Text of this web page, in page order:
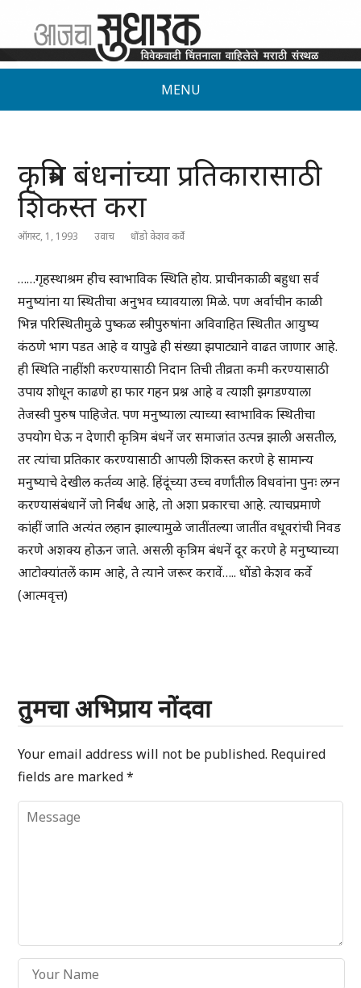
MENU
कृत्रिम बंधनांच्या प्रतिकारासाठी
शिकस्त करा
ऑगस्ट, 1, 1993 उवाच धोंडो केशव कर्वे
……गृहस्थाश्रम हीच स्वाभाविक स्थिति होय. प्राचीनकाळी बहुधा सर्व
मनुष्यांना या स्थितीचा अनुभव घ्यावयाला मिळे. पण अर्वाचीन काळी
भिन्न परिस्थितीमुळे पुष्कळ स्त्रीपुरुषांना अविवाहित स्थितीत आयुष्य
कंठणे भाग पडत आहे व यापुढे ही संख्या झपाट्याने वाढत जाणार आहे.
ही स्थिति नाहींशी करण्यासाठी निदान तिची तीव्रता कमी करण्यासाठी
उपाय शोधून काढणे हा फार गहन प्रश्न आहे व त्याशी झगडण्याला
तेजस्वी पुरुष पाहिजेत. पण मनुष्याला त्याच्या स्वाभाविक स्थितीचा
उपयोग घेऊ न देणारी कृत्रिम बंधनें जर समाजांत उत्पन्न झाली असतील,
तर त्यांचा प्रतिकार करण्यासाठी आपली शिकस्त करणे हे सामान्य
मनुष्याचे देखील कर्तव्य आहे. हिंदूंच्या उच्च वर्णांतील विधवांना पुनः लग्न
करण्यासंबंधानें जो निर्बंध आहे, तो अशा प्रकारचा आहे. त्याचप्रमाणे
कांहीं जाति अत्यंत लहान झाल्यामुळे जातींतल्या जातींत वधूवरांची निवड
करणे अशक्य होऊन जाते. असली कृत्रिम बंधनें दूर करणे हे मनुष्याच्या
आटोक्यांतलें काम आहे, ते त्याने जरूर करावें….. धोंडो केशव कर्वे
(आत्मवृत्त)
तुमचा अभिप्राय नोंदवा
Your email address will not be published. Required
fields are marked*